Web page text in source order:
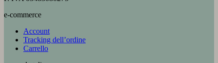
e-commerce
Account
Tracking dell’ordine
Carrello